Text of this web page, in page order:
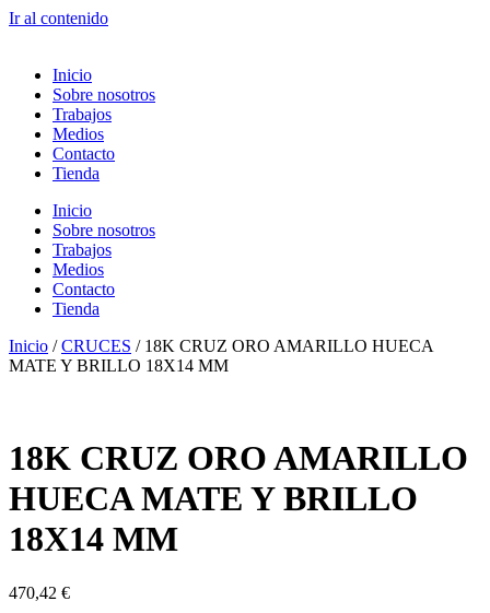
Ir al contenido
Inicio
Sobre nosotros
Trabajos
Medios
Contacto
Tienda
Inicio
Sobre nosotros
Trabajos
Medios
Contacto
Tienda
Inicio /CRUCES / 18K CRUZ ORO AMARILLO HUECA
MATE Y BRILLO 18X14 MM
18K CRUZ ORO AMARILLO
HUECA MATE Y BRILLO
18X14 MM
470,42 €